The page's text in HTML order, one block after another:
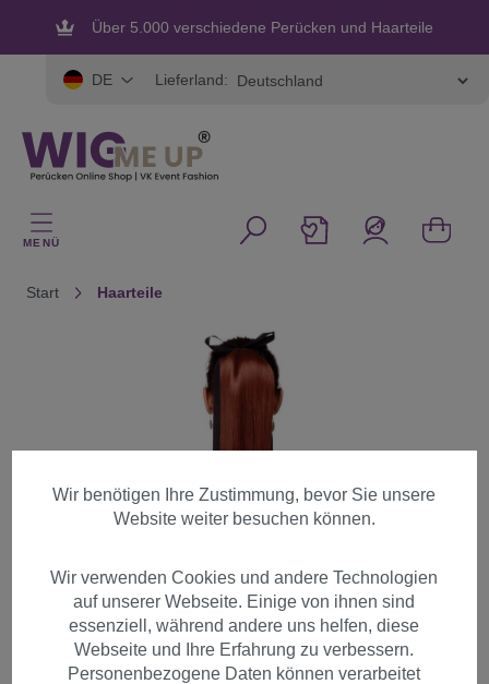
springenÜber 5.000 verschiedene Perücken und Haarteile
DE Lieferland:
MENÜ
Start Haarteile
Wir benötigen Ihre Zustimmung, bevor Sie unsere
Website weiter besuchen können.
Wir verwenden Cookies und andere Technologien
auf unserer Webseite. Einige von ihnen sind
essenziell, während andere uns helfen, diese
Webseite und Ihre Erfahrung zu verbessern.
Personenbezogene Daten können verarbeitet